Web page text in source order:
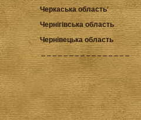
Черкаська область
Чернігівська область
Чернівецька область